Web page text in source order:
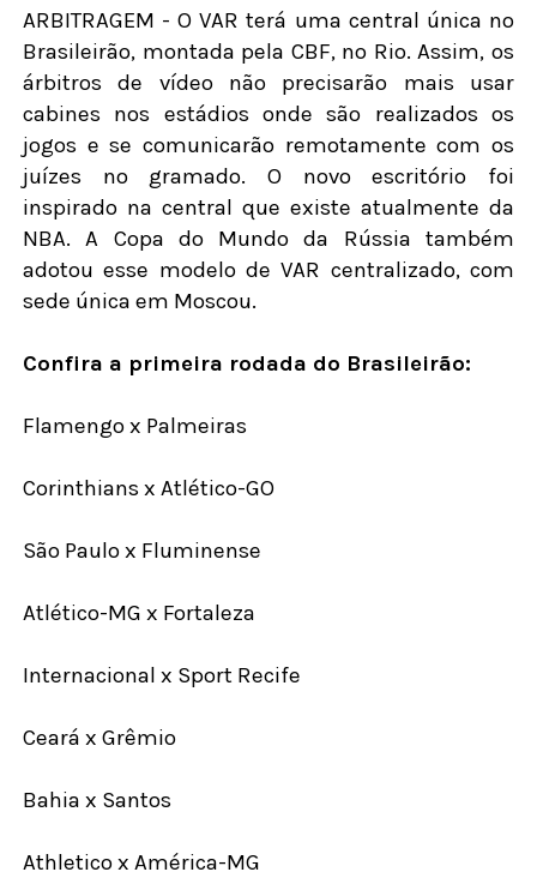
ARBITRAGEM - O VAR terá uma central única no
Brasileirão, montada pela CBF, no Rio. Assim, os
árbitros de vídeo não precisarão mais usar
cabines nos estádios onde são realizados os
jogos e se comunicarão remotamente com os
juízes no gramado. O novo escritório foi
inspirado na central que existe atualmente da
NBA. A Copa do Mundo da Rússia também
adotou esse modelo de VAR centralizado, com
sede única em Moscou.
Confira a primeira rodada do Brasileirão:
Flamengo x Palmeiras
Corinthians x Atlético-GO
São Paulo x Fluminense
Atlético-MG x Fortaleza
Internacional x Sport Recife
Ceará x Grêmio
Bahia x Santos
Athletico x América-MG